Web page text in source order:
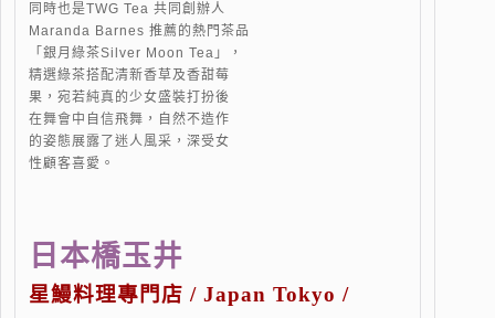
同時也是TWG Tea 共同創辦人
Maranda Barnes 推薦的熱門茶品
「銀月綠茶Silver Moon Tea」，
精選綠茶搭配清新香草及香甜莓
果，宛若純真的少女盛裝打扮後
在舞會中自信飛舞，自然不造作
的姿態展露了迷人風采，深受女
性顧客喜愛。
日本橋玉井
星鰻料理專門店 / Japan Tokyo /